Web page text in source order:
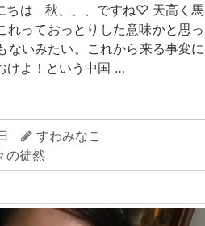
ちは 秋、、、ですね♡ 天高く馬
っておっとりした意味かと思っ
ないみたい。これから来る事変に
けよ！という中国 …
すわみなこ
の徒然